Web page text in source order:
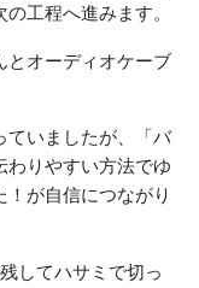
工程へ進みます。
とオーディオケーブ
ていましたが、「バ
わりやすい方法でゆ
が自信につながり
してハサミで切っ